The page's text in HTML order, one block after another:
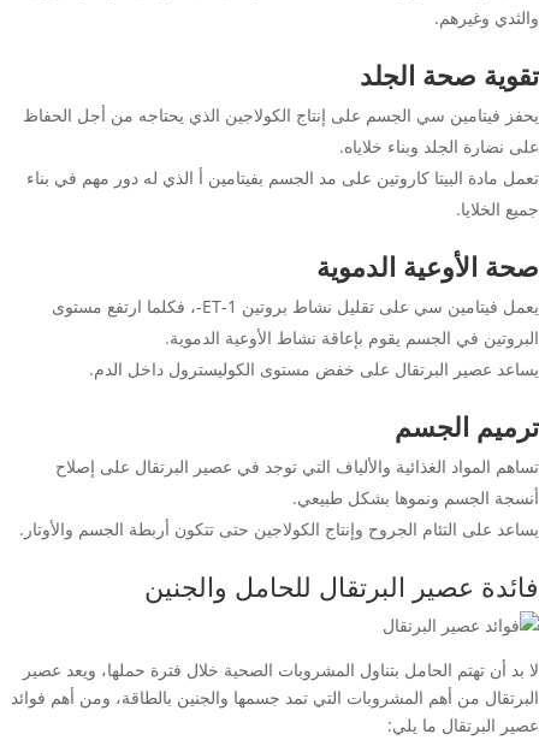
والثدي وغيرهم.
تقوية صحة الجلد
يحفز فيتامين سي الجسم على إنتاج الكولاجين الذي يحتاجه من أجل الحفاظ
على نضارة الجلد وبناء خلاياه.
تعمل مادة البيتا كاروتين على مد الجسم بفيتامين أ الذي له دور مهم في بناء
جميع الخلايا.
صحة الأوعية الدموية
يعمل فيتامين سي على تقليل نشاط بروتين ET-1-، فكلما ارتفع مستوى
البروتين في الجسم يقوم بإعاقة نشاط الأوعية الدموية.
يساعد عصير البرتقال على خفض مستوى الكوليسترول داخل الدم.
ترميم الجسم
تساهم المواد الغذائية والألياف التي توجد في عصير البرتقال على إصلاح
أنسجة الجسم ونموها بشكل طبيعي.
يساعد على التئام الجروح وإنتاج الكولاجين حتى تتكون أربطة الجسم والأوتار.
فائدة عصير البرتقال للحامل والجنين
لا بد أن تهتم الحامل بتناول المشروبات الصحية خلال فترة حملها، ويعد عصير
البرتقال من أهم المشروبات التي تمد جسمها والجنين بالطاقة، ومن أهم فوائد
عصير البرتقال ما يلي: